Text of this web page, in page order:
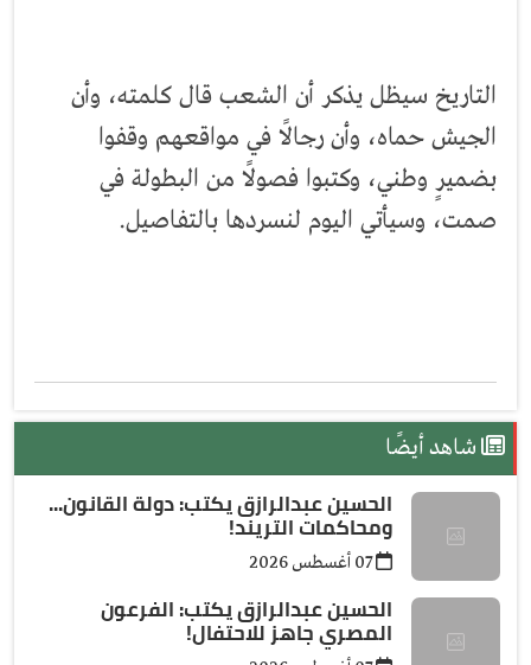
التاريخ سيظل يذكر أن الشعب قال كلمته، وأن
الجيش حماه، وأن رجالًا في مواقعهم وقفوا
بضميرٍ وطني، وكتبوا فصولًا من البطولة في
صمت، وسيأتي اليوم لنسردها بالتفاصيل.
شاهد أيضًا
الحسين عبدالرازق يكتب: دولة القانون...
ومحاكمات التريند!
07 أغسطس 2026
الحسين عبدالرازق يكتب: الفرعون
المصري جاهز للاحتفال!